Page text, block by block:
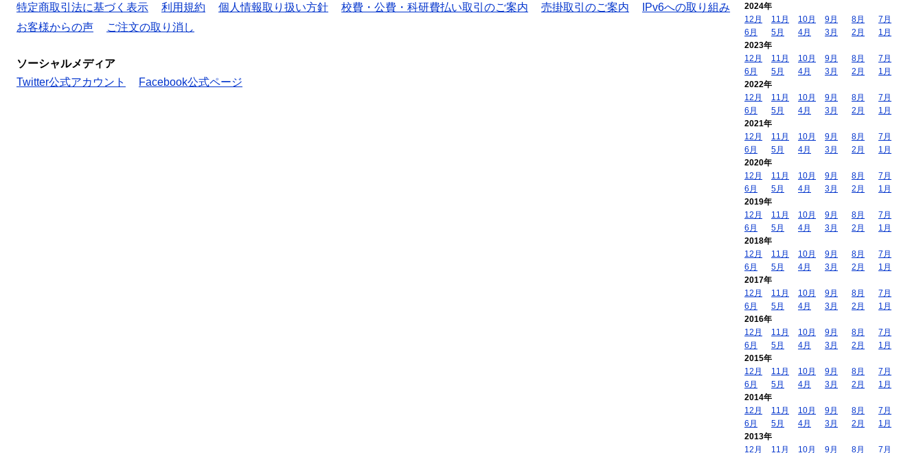
特定商取引法に基づく表示
利用規約 個人情報取り扱い方針 校費・公費・科研費払い取引のご案内 売掛取引のご案内
IPv6への取り組み
お客様からの声
ご注文の取り消し
ソーシャルメディア
Twitter公式アカウント
Facebook公式ページ
2024年
12月
11月 10月 9月 8月
7月
6月
5月 4月 3月 2月
1月
2023年
12月
11月 10月 9月 8月
7月
6月
5月 4月 3月 2月
1月
2022年
12月
11月 10月 9月 8月
7月
6月
5月 4月 3月 2月
1月
2021年
12月
11月 10月 9月 8月
7月
6月
5月 4月 3月 2月
1月
2020年
12月
11月 10月 9月 8月
7月
6月
5月 4月 3月 2月
1月
2019年
12月
11月 10月 9月 8月
7月
6月
5月 4月 3月 2月
1月
2018年
12月
11月 10月 9月 8月
7月
6月
5月 4月 3月 2月
1月
2017年
12月
11月 10月 9月 8月
7月
6月
5月 4月 3月 2月
1月
2016年
12月
11月 10月 9月 8月
7月
6月
5月 4月 3月 2月
1月
2015年
12月
11月 10月 9月 8月
7月
6月
5月 4月 3月 2月
1月
2014年
12月
11月 10月 9月 8月
7月
6月
5月 4月 3月 2月
1月
2013年
12月
11月 10月 9月 8月 7月